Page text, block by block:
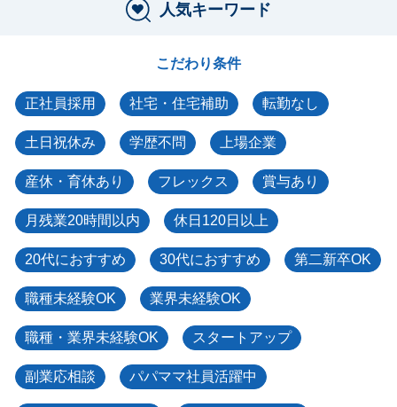
人気キーワード
こだわり条件
正社員採用 社宅・住宅補助 転勤なし
土日祝休み 学歴不問 上場企業
産休・育休あり フレックス 賞与あり
月残業20時間以内 休日120日以上
20代におすすめ 30代におすすめ 第二新卒OK
職種未経験OK 業界未経験OK
職種・業界未経験OK スタートアップ
副業応相談 パパママ社員活躍中